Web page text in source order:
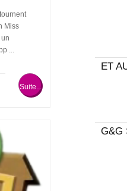
Miss
...
Suite...
ET
G&G